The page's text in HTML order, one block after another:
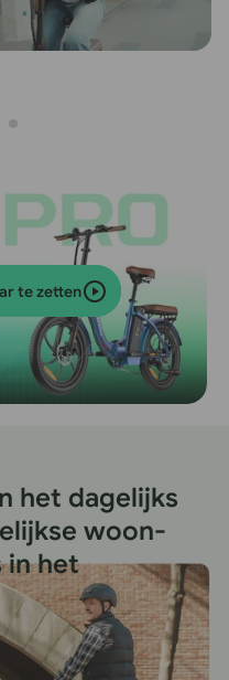
te zetten
het dagelijks
woon-
het